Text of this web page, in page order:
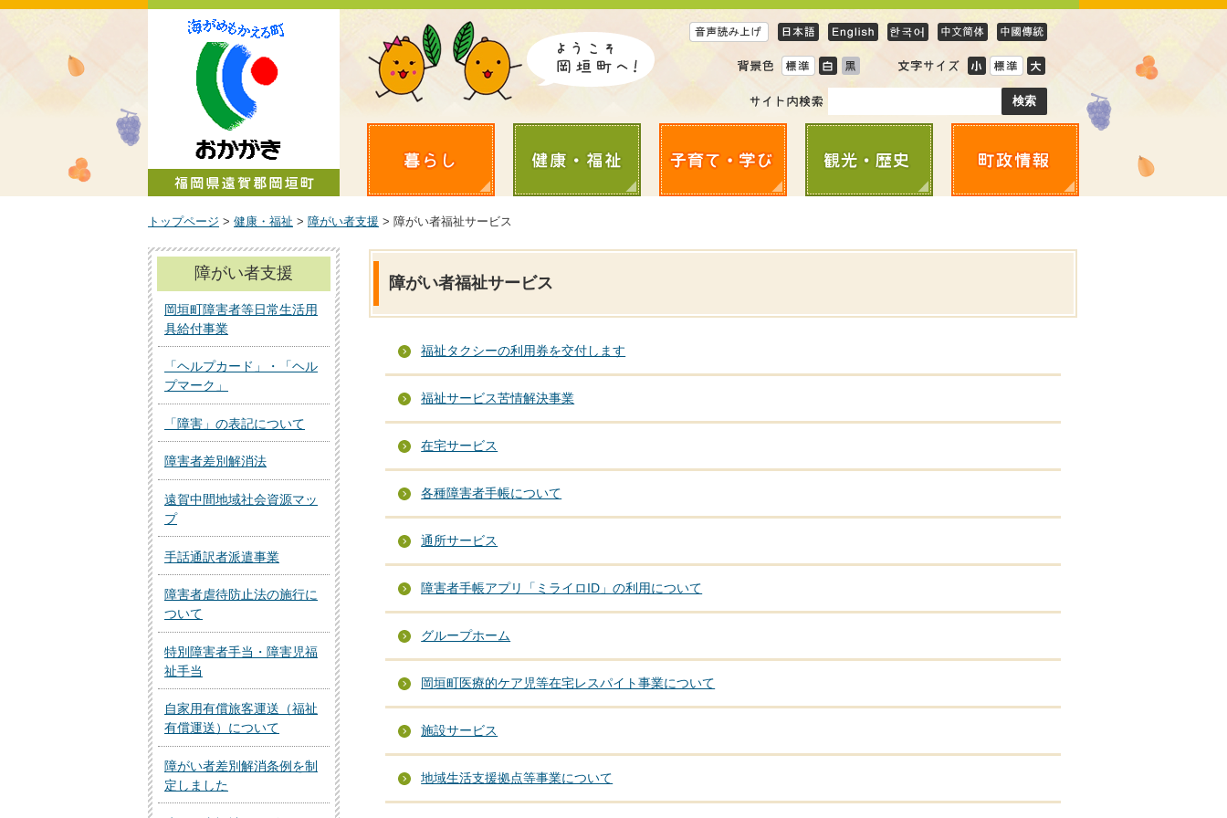
トップページ > 健康・福祉 > 障がい者支援 > 障がい者福祉サービス
障がい者福祉サービス
福祉タクシーの利用券を交付します
福祉サービス苦情解決事業
在宅サービス
各種障害者手帳について
通所サービス
障害者手帳アプリ「ミライロID」の利用について
グループホーム
岡垣町医療的ケア児等在宅レスパイト事業について
施設サービス
地域生活支援拠点等事業について
障がい者支援
岡垣町障害者等日常生活用
具給付事業
「ヘルプカード」・「ヘル
プマーク」
「障害」の表記について
障害者差別解消法
遠賀中間地域社会資源マッ
プ
手話通訳者派遣事業
障害者虐待防止法の施行に
ついて
特別障害者手当・障害児福
祉手当
自家用有償旅客運送（福祉
有償運送）について
障がい者差別解消条例を制
定しました